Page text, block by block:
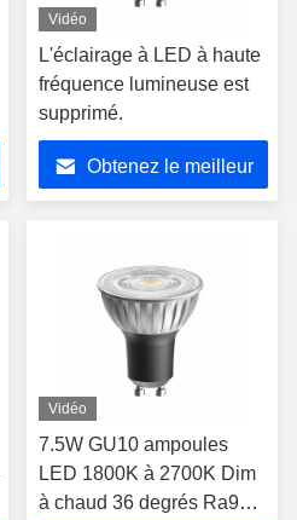
Vidéo
L'éclairage à LED à haute
fréquence lumineuse est
supprimé.
Obtenez le meilleur
Vidéo
7.5W GU10 ampoules
LED 1800K à 2700K Dim
à chaud 36 degrés Ra90